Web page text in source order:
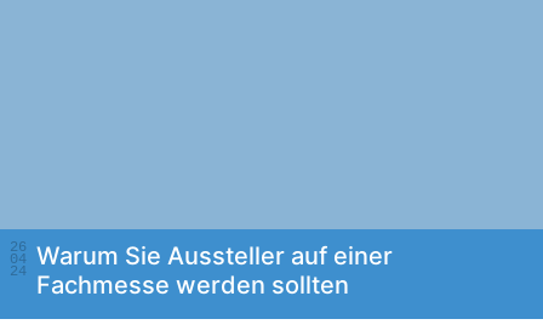
26
04
24
Warum Sie Aussteller auf einer
Fachmesse werden sollten